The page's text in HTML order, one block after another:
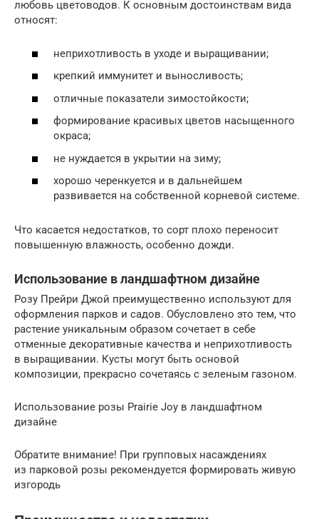
любовь цветоводов. К основным достоинствам вида
относят:
неприхотливость в уходе и выращивании;
крепкий иммунитет и выносливость;
отличные показатели зимостойкости;
формирование красивых цветов насыщенного
окраса;
не нуждается в укрытии на зиму;
хорошо черенкуется и в дальнейшем
развивается на собственной корневой системе.
Что касается недостатков, то сорт плохо переносит
повышенную влажность, особенно дожди.
Использование в ландшафтном дизайне
Розу Прейри Джой преимущественно используют для
оформления парков и садов. Обусловлено это тем, что
растение уникальным образом сочетает в себе
отменные декоративные качества и неприхотливость
в выращивании. Кусты могут быть основой
композиции, прекрасно сочетаясь с зеленым газоном.
Использование розы Prairie Joy в ландшафтном
дизайне
Обратите внимание! При групповых насаждениях
из парковой розы рекомендуется формировать живую
изгородь